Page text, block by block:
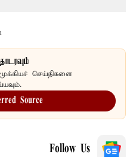
செய்திகளை
Source
Follow Us